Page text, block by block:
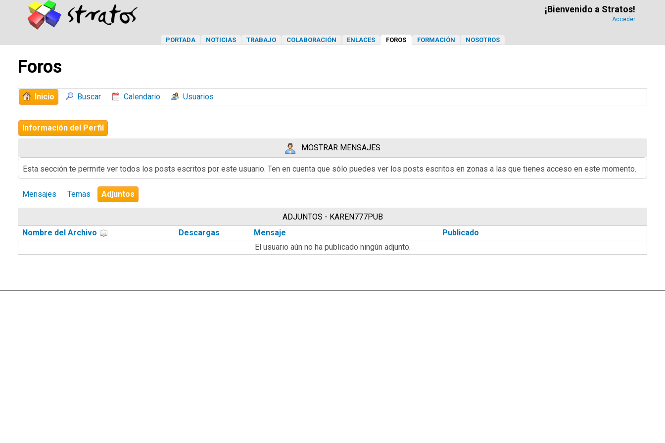
¡Bienvenido a Stratos!
Acceder
PORTADA NOTICIAS TRABAJO COLABORACIÓN ENLACES FOROS FORMACIÓN NOSOTROS
Foros
Inicio Buscar Calendario Usuarios
Información del Perfil
MOSTRAR MENSAJES
Esta sección te permite ver todos los posts escritos por este usuario. Ten en cuenta que sólo puedes ver los posts escritos en zonas a las que tienes acceso en este momento.
Mensajes Temas Adjuntos
ADJUNTOS - KAREN777PUB
Nombre del Archivo
Descargas Mensaje
Publicado
El usuario aún no ha publicado ningún adjunto.